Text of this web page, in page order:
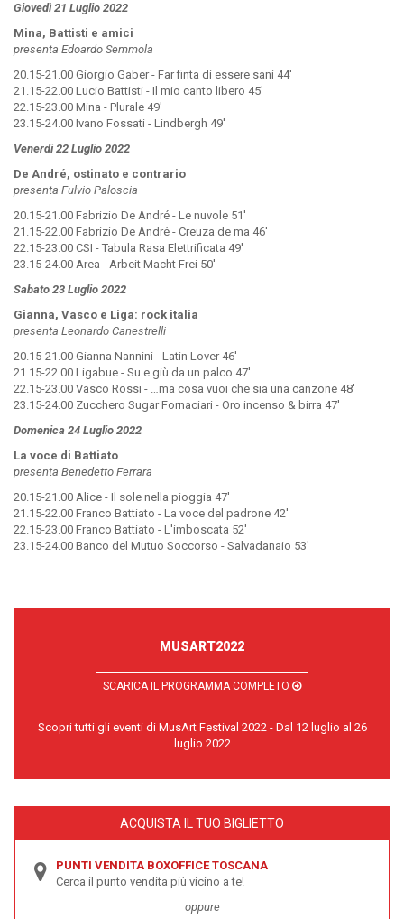
Giovedì 21 Luglio 2022
Mina, Battisti e amici
presenta Edoardo Semmola
20.15-21.00 Giorgio Gaber - Far finta di essere sani 44'
21.15-22.00 Lucio Battisti - Il mio canto libero 45'
22.15-23.00 Mina - Plurale 49'
23.15-24.00 Ivano Fossati - Lindbergh 49'
Venerdì 22 Luglio 2022
De André, ostinato e contrario
presenta Fulvio Paloscia
20.15-21.00 Fabrizio De André - Le nuvole 51'
21.15-22.00 Fabrizio De André - Creuza de ma 46'
22.15-23.00 CSI - Tabula Rasa Elettrificata 49'
23.15-24.00 Area - Arbeit Macht Frei 50'
Sabato 23 Luglio 2022
Gianna, Vasco e Liga: rock italia
presenta Leonardo Canestrelli
20.15-21.00 Gianna Nannini - Latin Lover 46'
21.15-22.00 Ligabue - Su e giù da un palco 47'
22.15-23.00 Vasco Rossi - …ma cosa vuoi che sia una canzone 48'
23.15-24.00 Zucchero Sugar Fornaciari - Oro incenso & birra 47'
Domenica 24 Luglio 2022
La voce di Battiato
presenta Benedetto Ferrara
20.15-21.00 Alice - Il sole nella pioggia 47'
21.15-22.00 Franco Battiato - La voce del padrone 42'
22.15-23.00 Franco Battiato - L'imboscata 52'
23.15-24.00 Banco del Mutuo Soccorso - Salvadanaio 53'
MUSART2022
SCARICA IL PROGRAMMA COMPLETO
Scopri tutti gli eventi di MusArt Festival 2022 - Dal 12 luglio al 26
luglio 2022
ACQUISTA IL TUO BIGLIETTO
PUNTI VENDITA BOXOFFICE TOSCANA
Cerca il punto vendita più vicino a te!
oppure